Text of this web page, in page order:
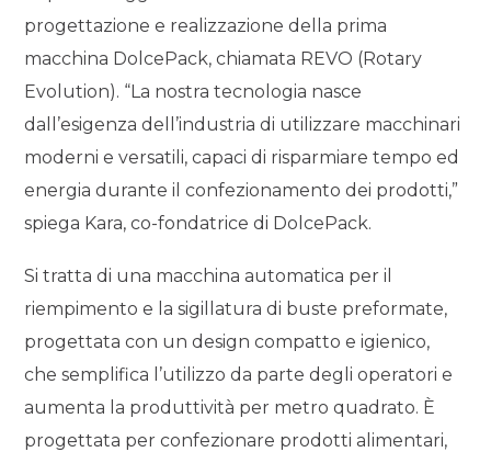
progettazione e realizzazione della prima
macchina DolcePack, chiamata REVO (Rotary
Evolution). “La nostra tecnologia nasce
dall’esigenza dell’industria di utilizzare macchinari
moderni e versatili, capaci di risparmiare tempo ed
energia durante il confezionamento dei prodotti,”
spiega Kara, co-fondatrice di DolcePack.
Si tratta di una macchina automatica per il
riempimento e la sigillatura di buste preformate,
progettata con un design compatto e igienico,
che semplifica l’utilizzo da parte degli operatori e
aumenta la produttività per metro quadrato. È
progettata per confezionare prodotti alimentari,